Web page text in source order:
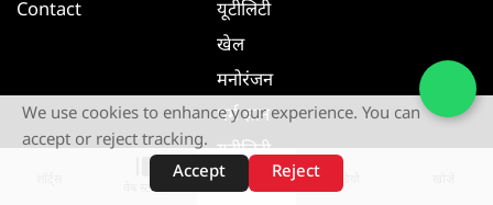
वेब स्टोरीज़
Contact
यूटीलिटी
खेल
मनोरंजन
धर्म ज्ञान
यूटीलिटी
We use cookies to enhance your experience. You can
accept or reject tracking.
Accept
Reject